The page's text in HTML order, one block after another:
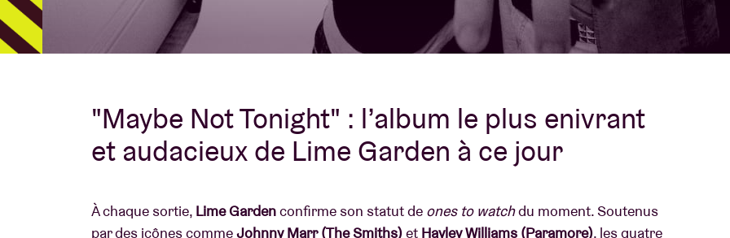
AB ❤ you
"Maybe Not Tonight" : l’album le plus enivrant
et audacieux de Lime Garden à ce jour
À chaque sortie, Lime Gardenconfirme son statut de ones to watchdu moment. Soutenus
par des icônes commeJohnny Marr (The Smiths)et Hayley Williams (Paramore), les quatre